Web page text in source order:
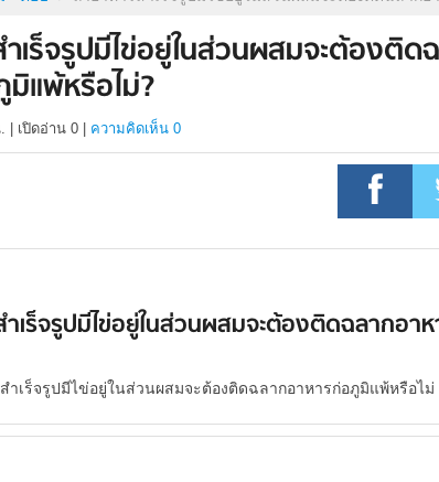
เร็จรูปมีไข่อยู่ในส่วนผสมจะต้องติด
แพ้หรือไม่?
เปิดอ่าน 0 ความคิดเห็น 0
เร็จรูปมีไข่อยู่ในส่วนผสมจะต้องติดฉลากอา
ำเร็จรูปมีไข่อยู่ในส่วนผสมจะต้องติดฉลากอาหารก่อภูมิแพ้หรือไม่